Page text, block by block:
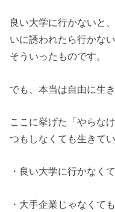
良い大学に行かないと
いに誘われたら行かな
そういったものです。
でも、本当は自由に生
ここに挙げた「やらな
つもしなくても生きてい
・良い大学に行かなく
・大手企業じゃなくて